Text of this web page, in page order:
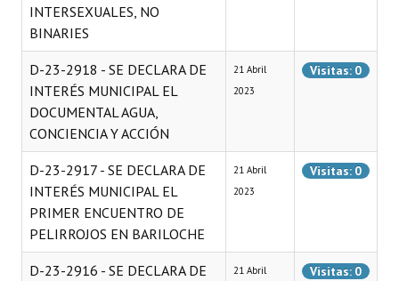
INTERSEXUALES, NO
BINARIES
D-23-2918 - SE DECLARA DE
INTERÉS MUNICIPAL EL
DOCUMENTAL AGUA,
CONCIENCIA Y ACCIÓN
21 Abril
2023
Visitas: 0
D-23-2917 - SE DECLARA DE
INTERÉS MUNICIPAL EL
PRIMER ENCUENTRO DE
PELIRROJOS EN BARILOCHE
21 Abril
2023
Visitas: 0
D-23-2916 - SE DECLARA DE 21 Abril Visitas: 0